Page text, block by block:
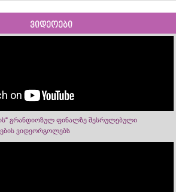
ვიდეოები
გრანდიოზულ ფინალზე შესრულებული
ვიდეორგოლებს